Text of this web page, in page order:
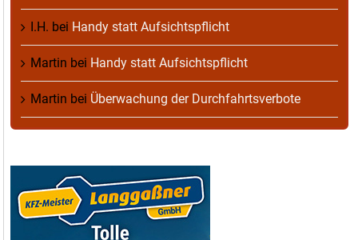
I.H. bei Handy statt Aufsichtspflicht
Martin bei Handy statt Aufsichtspflicht
Martin bei Überwachung der Durchfahrtsverbote